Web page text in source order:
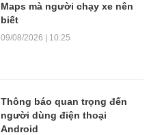
Maps mà người chạy xe nên
biết
09/08/2026 | 10:25
Thông báo quan trọng đến
người dùng điện thoại
Android